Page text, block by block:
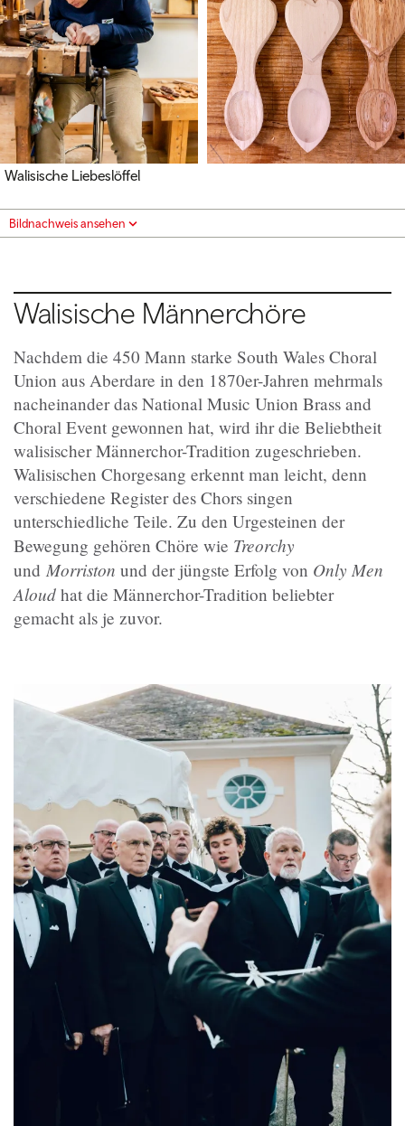
Walisische Liebeslöffel
Bildnachweis ansehen
Walisische Männerchöre
Nachdem die 450 Mann starke South Wales Choral
Union aus Aberdare in den 1870er-Jahren mehrmals
nacheinander das National Music Union Brass and
Choral Event gewonnen hat, wird ihr die Beliebtheit
walisischer Männerchor-Tradition zugeschrieben.
Walisischen Chorgesang erkennt man leicht, denn
verschiedene Register des Chors singen
unterschiedliche Teile. Zu den Urgesteinen der
Bewegung gehören Chöre wie Treorchy
und Morriston und der jüngste Erfolg von Only Men
Aloud hat die Männerchor-Tradition beliebter
gemacht als je zuvor.